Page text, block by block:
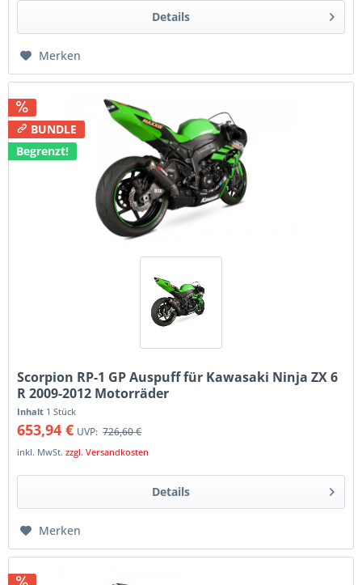
Details
Merken
BUNDLE
Begrenzt!
Scorpion RP-1 GP Auspuff für Kawasaki Ninja ZX 6
R 2009-2012 Motorräder
Inhalt 1 Stück
653,94 € UVP: 726,60 €
inkl. MwSt.zzgl. Versandkosten
Details
Merken